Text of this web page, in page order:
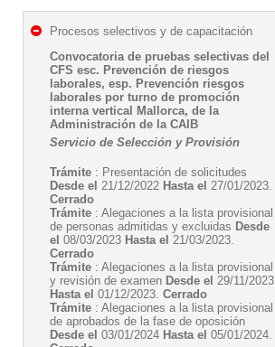
Procesos selectivos y de capacitación
Convocatoria de pruebas selectivas del
CFS esc. Prevención de riesgos
laborales, esp. Prevención riesgos
laborales por turno de promoción
interna vertical Mallorca, de la
Administración de la CAIB
Servicio de Selección y Provisión
Trámite : Presentación de solicitudes
Desde el 21/12/2022 Hasta el 27/01/2023.
Cerrado
Trámite : Alegaciones a la lista provisional
de personas admitidas y excluidas Desde
el 08/03/2023 Hasta el 21/03/2023.
Cerrado
Trámite : Alegaciones a la lista provisional
y revisión de examen Desde el 29/11/2023
Hasta el 01/12/2023. Cerrado
Trámite : Alegaciones a la lista provisional
de aprobados de la fase de oposición
Desde el 03/01/2024 Hasta el 05/01/2024.